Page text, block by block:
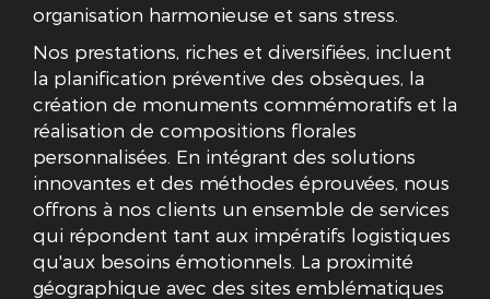
organisation harmonieuse et sans stress.
Nos prestations, riches et diversifiées, incluent
la planification préventive des obsèques, la
création de monuments commémoratifs et la
réalisation de compositions florales
personnalisées. En intégrant des solutions
innovantes et des méthodes éprouvées, nous
offrons à nos clients un ensemble de services
qui répondent tant aux impératifs logistiques
qu'aux besoins émotionnels. La proximité
géographique avec des sites emblématiques